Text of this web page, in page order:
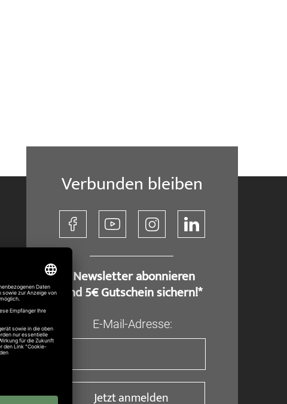
Verbunden bleiben
​ Newsletter abonnieren
und 5€ Gutschein sichern!*
E-Mail-Adresse:
Jetzt anmelden